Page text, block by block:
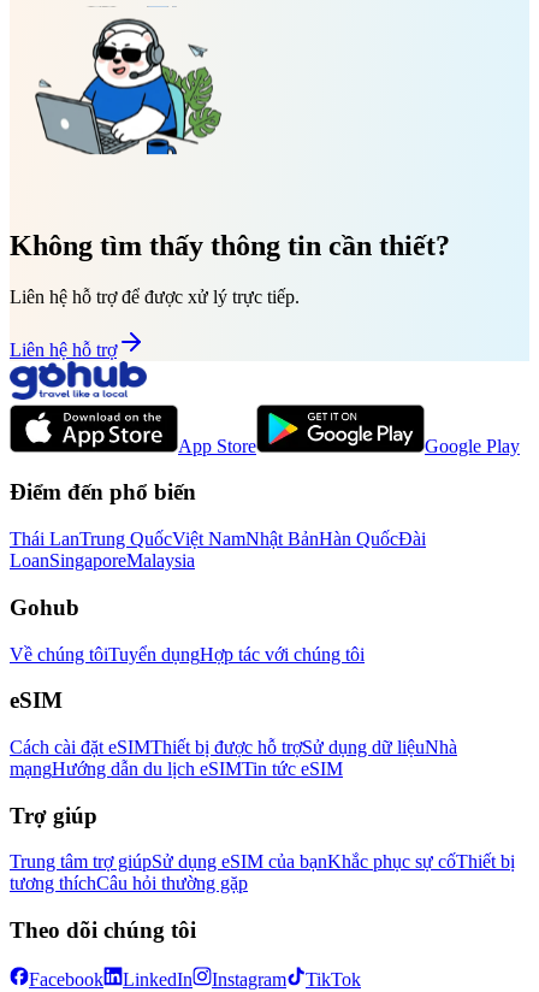
Không tìm thấy thông tin cần thiết?
Liên hệ hỗ trợ để được xử lý trực tiếp.
Liên hệ hỗ trợ
App Store Google Play
Điểm đến phổ biến
Thái LanTrung QuốcViệt NamNhật BảnHàn QuốcĐài
LoanSingaporeMalaysia
Gohub
Về chúng tôiTuyển dụngHợp tác với chúng tôi
eSIM
Cách cài đặt eSIMThiết bị được hỗ trợSử dụng dữ liệuNhà
mạngHướng dẫn du lịch eSIMTin tức eSIM
Trợ giúp
Trung tâm trợ giúpSử dụng eSIM của bạnKhắc phục sự cốThiết bị
tương thíchCâu hỏi thường gặp
Theo dõi chúng tôi
Facebook LinkedIn Instagram
TikTok